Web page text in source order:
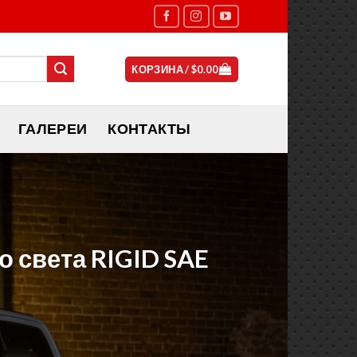
КОРЗИНА /$0.00
ГАЛЕРЕИ КОНТАКТЫ
RIGID SAE